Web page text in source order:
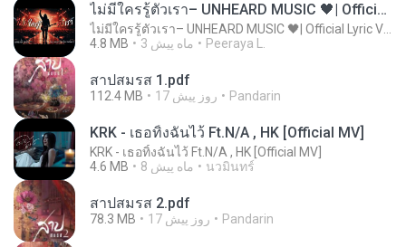
ไม่มีใครรู้ตัวเรา– UNHEARD MUSIC 🖤| Official Lyric Video | เพลงสู้ชีวิต
4.8 MB
3 ماه پیش Peeraya L.
สาปสมรส 1.pdf
112.4 MB 17 روز پیش Pandarin
KRK - เธอทิ้งฉันไว้ Ft.N/A , HK [Official MV]
KRK - เธอทิ้งฉันไว้ Ft.N/A , HK [Official MV]
4.6 MB
8 ماه پیش นวมินทร์
สาปสมรส 2.pdf
78.3 MB 17 روز پیش Pandarin